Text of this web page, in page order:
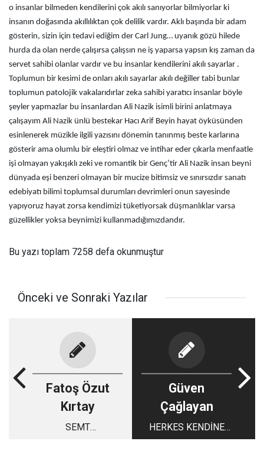
o insanlar bilmeden kendilerini çok akılı sanıyorlar bilmiyorlar ki
insanın doğasında akıllılıktan çok delilik vardır. Aklı başında bir adam
gösterin, sizin için tedavi ediğim der Carl Jung… uyanık gözü hilede
hurda da olan nerde çalışırsa çalışsın ne iş yaparsa yapsın kış zaman da
servet sahibi olanlar vardır ve bu insanlar kendilerini akılı sayarlar .
Toplumun bir kesimi de onları akılı sayarlar akılı değiller tabi bunlar
toplumun patolojik vakalarıdırlar zeka sahibi yaratıcı insanlar böyle
şeyler yapmazlar bu insanlardan Ali Nazik isimli birini anlatmaya
çalışayım Ali Nazik ünlü bestekar Hacı Arif Beyin hayat öyküsünden
esinlenerek müzikle ilgili yazısını dönemin tanınmış beste karlarına
gösterir ama olumlu bir eleştiri olmaz ve intihar eder çıkarla menfaatle
işi olmayan yakışıklı zeki ve romantik bir Genç’tir Ali Nazik insan beyni
dünyada eşi benzeri olmayan bir mucize bitimsiz ve sınırsızdır sanatı
edebiyatı bilimi toplumsal durumları devrimleri onun sayesinde
yapıyoruz hayat zorsa kendimizi tüketiyorsak düşmanlıklar varsa
güzellikler yoksa beynimizi kullanmadığımızdandır.
Bu yazı toplam 7258 defa okunmuştur
Önceki ve Sonraki Yazılar
Fatoş Özut
Kırtay
SEMT
Güven
Çağlayan
HERKES KENDİNE
YAKIŞANI YAPAR